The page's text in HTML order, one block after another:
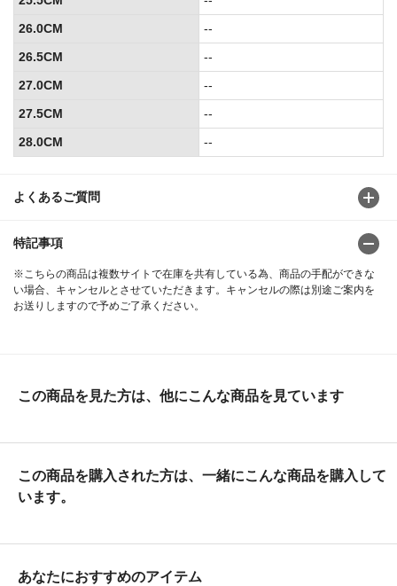
よくあるご質問
特記事項
※こちらの商品は複数サイトで在庫を共有している為、商品の手配ができな
い場合、キャンセルとさせていただきます。キャンセルの際は別途ご案内を
お送りしますので予めご了承ください。
26.0CM
--
26.5CM
--
27.0CM
--
27.5CM
--
28.0CM
--
この商品を見た方は、他にこんな商品を見ています
この商品を購入された方は、一緒にこんな商品を購入して
います。
あなたにおすすめのアイテム